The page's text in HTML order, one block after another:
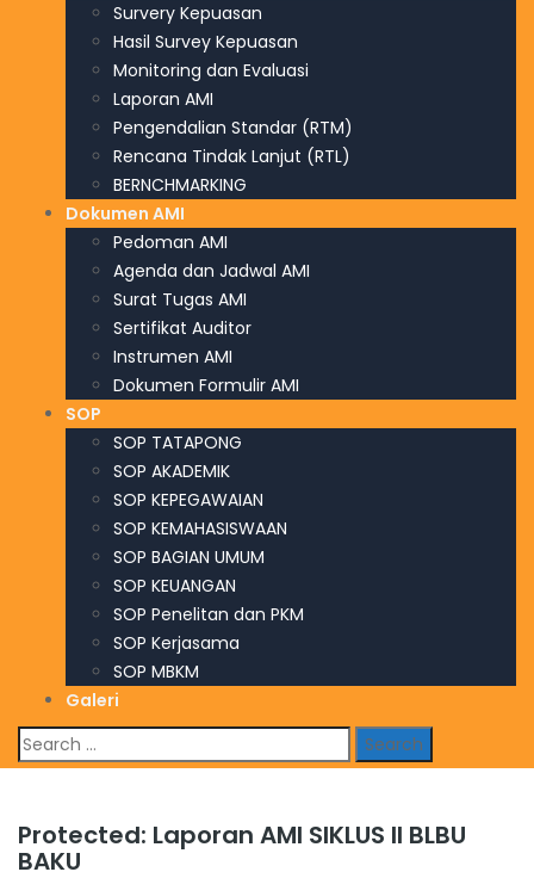
Survery Kepuasan
Hasil Survey Kepuasan
Monitoring dan Evaluasi
Laporan AMI
Pengendalian Standar (RTM)
Rencana Tindak Lanjut (RTL)
BERNCHMARKING
Dokumen AMI
Pedoman AMI
Agenda dan Jadwal AMI
Surat Tugas AMI
Sertifikat Auditor
Instrumen AMI
Dokumen Formulir AMI
SOP
SOP TATAPONG
SOP AKADEMIK
SOP KEPEGAWAIAN
SOP KEMAHASISWAAN
SOP BAGIAN UMUM
SOP KEUANGAN
SOP Penelitan dan PKM
SOP Kerjasama
SOP MBKM
Galeri
Search
for:
Protected: Laporan AMI SIKLUS II BLBU
BAKU